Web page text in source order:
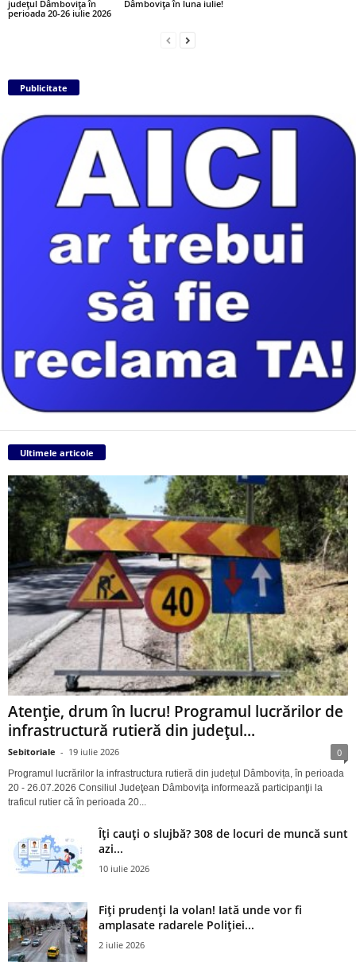
județul Dâmbovița în
perioada 20-26 iulie 2026
Dâmbovița în luna iulie!
Publicitate
Ultimele articole
Atenție, drum în lucru! Programul lucrărilor de
infrastructură rutieră din județul...
Sebitoriale - 19 iulie 2026 0
Programul lucrărilor la infrastructura rutieră din județul Dâmbovița, în perioada
20 - 26.07.2026 Consiliul Judeţean Dâmboviţa informează participanţii la
traficul rutier că în perioada 20...
Îți cauți o slujbă? 308 de locuri de muncă sunt
azi...
10 iulie 2026
Fiți prudenți la volan! Iată unde vor fi
amplasate radarele Poliției...
2 iulie 2026